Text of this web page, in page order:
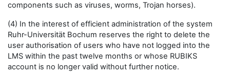
components such as viruses, worms, Trojan horses).
(4) In the interest of efficient administration of the system
Ruhr-Universität Bochum reserves the right to delete the
user authorisation of users who have not logged into the
LMS within the past twelve months or whose RUBIKS
account is no longer valid without further notice.